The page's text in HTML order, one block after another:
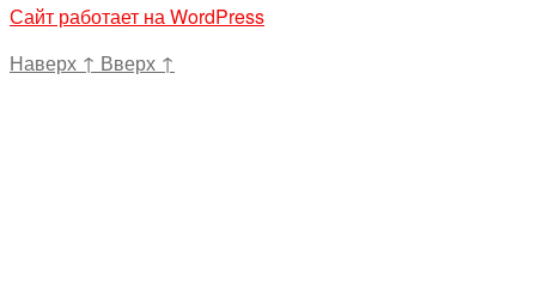
Сайт работает на WordPress
Наверх ↑ Вверх ↑